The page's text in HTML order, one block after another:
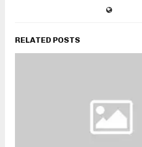
RELATED POSTS